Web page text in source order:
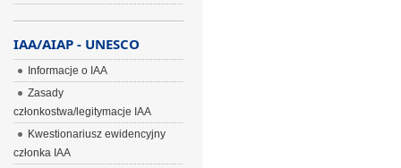
IAA/AIAP - UNESCO
Informacje o IAA
Zasady
członkostwa/legitymacje IAA
Kwestionariusz ewidencyjny
członka IAA